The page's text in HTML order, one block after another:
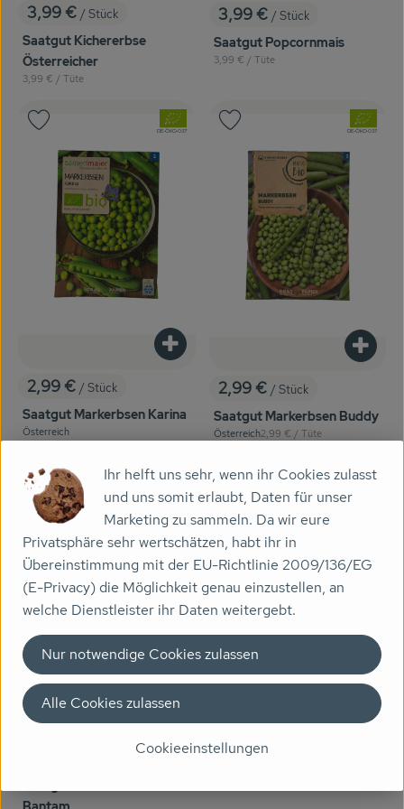
, Preis:
3,99 € / Stück
Saatgut Kichererbse
Österreicher
, Referenzpreis:
3,99 € / Tüte
, Preis:
3,99 € / Stück
Saatgut Popcornmais
, Referenzpreis:
3,99 € / Tüte
, Preis:
2,99 € / Stück
Saatgut Markerbsen Karina
, Herkunft:
Österreich
Produkt zum Warenkorb hinzufügen
, Verband:
, Kontrollstelle:
DE-ÖKO-037
Produkt zu Favouriten hinzufügen
, Preis:
2,99 € / Stück
Saatgut Markerbsen Buddy
, Herkunft:
Österreich, Referenzpreis:
2,99 € / Tüte
, Verband:
, Kontrollstelle:
DE-ÖKO-037
Produkt zu Favouriten hinzufügen
Produkt zum Warenkorb hinzufügen
Produkt zu Favouriten hinzufügen
Saatgut Markerbsen
Wunder von Kelvedon
DE-ÖKO-037
Produkt zu Favouriten hinzufügen
Ihr helft uns sehr, wenn ihr Cookies zulasst
und uns somit erlaubt, Daten für unser
Marketing zu sammeln. Da wir eure
Privatsphäre sehr wertschätzen, habt ihr in
Übereinstimmung mit der EU-Richtlinie 2009/136/EG
(E-Privacy) die Möglichkeit genau einzustellen, an
welche Dienstleister ihr Daten weitergebt.
Cookieeinstellungen
Nur notwendige Cookies zulassen
Alle Cookies zulassen